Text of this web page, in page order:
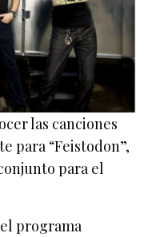
las canciones
para “Feistodon”,
para el
programa